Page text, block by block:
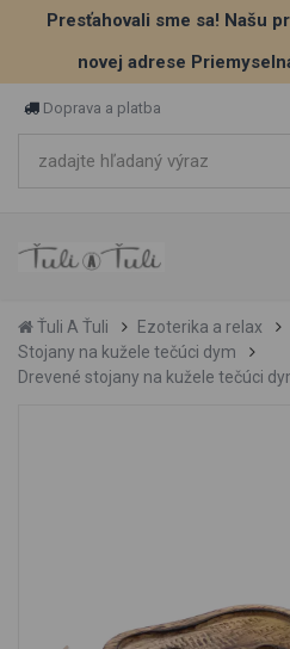
Presťahovali sme sa! Našu
novej adrese
Doprava a platba
Ťuli A Ťuli
Ezoterika a relax
Stojany na kužele tečúci dym
Drevené stojany na kužele tečúci